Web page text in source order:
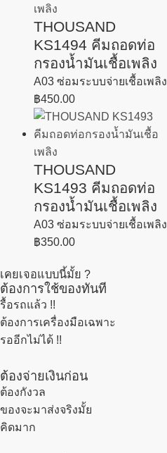
THOUSAND
KS1494 คีมถอดท่อ
กรองน้ำมันเชื้อเพลิง
A03 ซ่อมระบบจ่ายเชื้อเพลิง
฿450.00
THOUSAND
KS1493 คีมถอดท่อ
กรองน้ำมันเชื้อเพลิง
A03 ซ่อมระบบจ่ายเชื้อเพลิง
฿350.00
เคยเจอแบบนี้มั้ย ?
ต้องการใช้ของทันที
รื้อรถแล้ว !!
ต้องการเครื่องมือเฉพาะ
รออีกไม่ได้ !!
ต้องจ่ายเงินก่อน
ต้องกังวล
ของจะมาส่งจริงมั้ย
คิดมาก